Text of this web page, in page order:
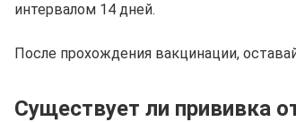
интервалом 14 дней.
После прохождения вакцинации,
Существует ли прививка